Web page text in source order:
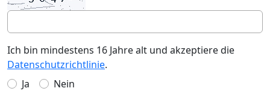
Ich bin mindestens 16 Jahre alt und akzeptiere die
Datenschutzrichtlinie.
Ja
Nein